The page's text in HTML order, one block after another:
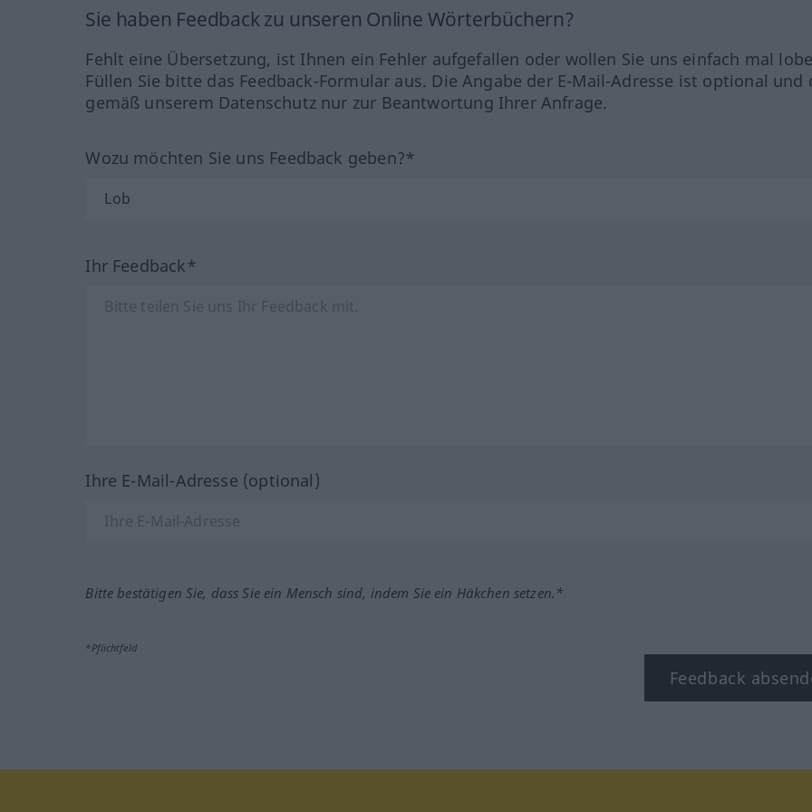
Sie haben Feedback zu unseren Online Wörterbüchern?
Fehlt eine Übersetzung, ist Ihnen ein Fehler aufgefallen oder wollen Sie uns einfach mal
Füllen Sie bitte das Feedback-Formular aus. Die Angabe der E-Mail-Adresse ist optional und
gemäß unserem Datenschutz nur zur Beantwortung Ihrer Anfrage.
Wozu möchten Sie uns Feedback geben?*
Ihr Feedback*
Ihre E-Mail-Adresse (optional)
Bitte bestätigen Sie, dass Sie ein Mensch sind, indem Sie ein Häkchen setzen.*
*Pflichtfeld
Feedback